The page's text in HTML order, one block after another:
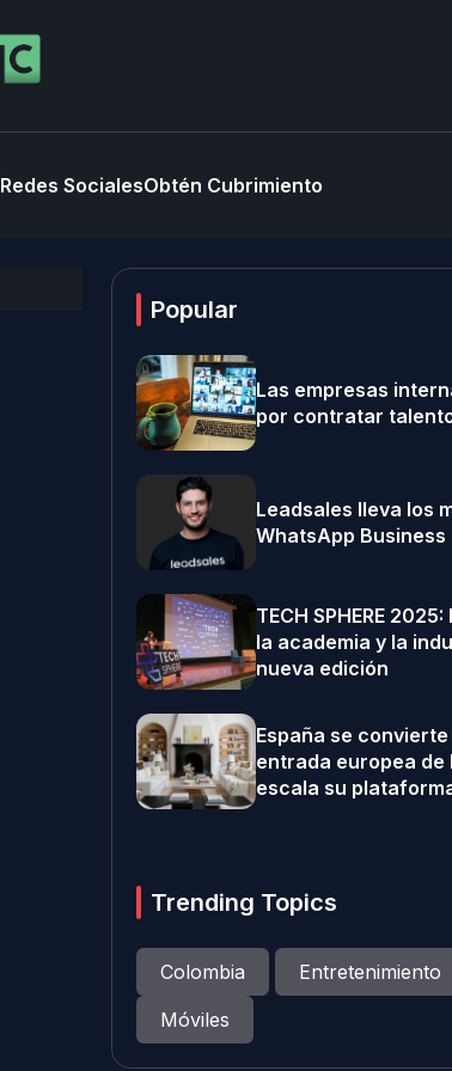
Redes SocialesObtén Cubrimiento
Popular
Las empresas
por contratar
Leadsales lleva los
WhatsApp
TECH SPHERE
la academia y la
nueva edición
España se
entrada europea de
escala su
Trending Topics
Colombia Entretenimiento
Móviles